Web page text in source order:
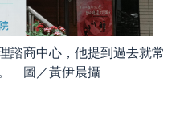
諮商中心，他提到過去就常
圖／黃伊晨攝